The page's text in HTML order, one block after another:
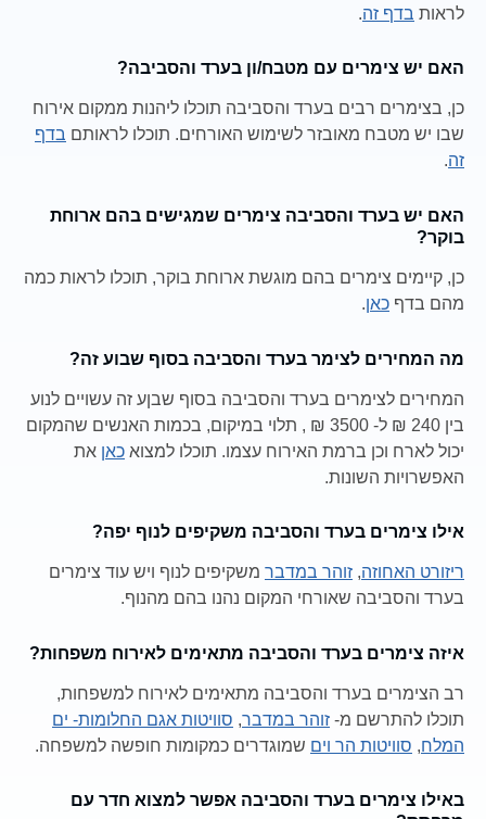
לראות בדף זה.
האם יש צימרים עם מטבח/ון בערד והסביבה?
כן, בצימרים רבים בערד והסביבה תוכלו ליהנות ממקום אירוח
שבו יש מטבח מאובזר לשימוש האורחים. תוכלו לראותם בדף
זה.
האם יש בערד והסביבה צימרים שמגישים בהם ארוחת
בוקר?
כן, קיימים צימרים בהם מוגשת ארוחת בוקר, תוכלו לראות כמה
מהם בדף כאן.
מה המחירים לצימר בערד והסביבה בסוף שבוע זה?
המחירים לצימרים בערד והסביבה בסוף שבןע זה עשויים לנוע
בין 240 ₪ ל- 3500 ₪ , תלוי במיקום, בכמות האנשים שהמקום
יכול לארח וכן ברמת האירוח עצמו. תוכלו למצוא כאן את
האפשרויות השונות.
אילו צימרים בערד והסביבה משקיפים לנוף יפה?
ריזורט האחוזה, זוהר במדבר משקיפים לנוף ויש עוד צימרים
בערד והסביבה שאורחי המקום נהנו בהם מהנוף.
איזה צימרים בערד והסביבה מתאימים לאירוח משפחות?
רב הצימרים בערד והסביבה מתאימים לאירוח למשפחות,
תוכלו להתרשם מ- זוהר במדבר, סוויטות אגם החלומות- ים
המלח, סוויטות הר וים שמוגדרים כמקומות חופשה למשפחה.
באילו צימרים בערד והסביבה אפשר למצוא חדר עם